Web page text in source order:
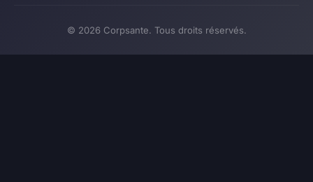
© 2026 Corpsante. Tous droits réservés.